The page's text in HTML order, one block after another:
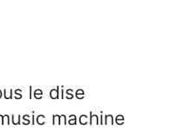
le dise
machine